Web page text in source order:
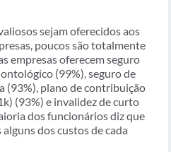
sejam oferecidos aos
poucos são totalmente
empresas oferecem seguro
(99%), seguro de
(93%), plano de contribuição
(93%) e invalidez de curto
dos funcionários diz que
dos custos de cada